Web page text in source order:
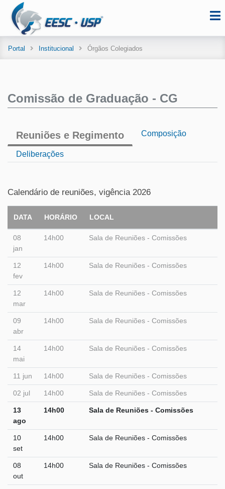
Portal Institucional Órgãos Colegiados
Comissão de Graduação - CG
Composição
Reuniões e Regimento
Deliberações
Calendário de reuniões, vigência 2026
DATA HORÁRIO LOCAL
08
jan
14h00 Sala de Reuniões - Comissões
12
fev
14h00 Sala de Reuniões - Comissões
12
mar
14h00 Sala de Reuniões - Comissões
09
abr
14h00 Sala de Reuniões - Comissões
14
mai
14h00 Sala de Reuniões - Comissões
11 jun 14h00 Sala de Reuniões - Comissões
02 jul 14h00 Sala de Reuniões - Comissões
13
ago
14h00 Sala de Reuniões - Comissões
10
set
14h00 Sala de Reuniões - Comissões
08
out
14h00 Sala de Reuniões - Comissões